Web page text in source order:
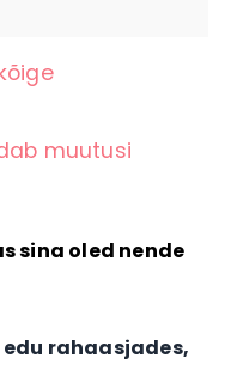
muutusi
sina oled nende
edu rahaasjades,